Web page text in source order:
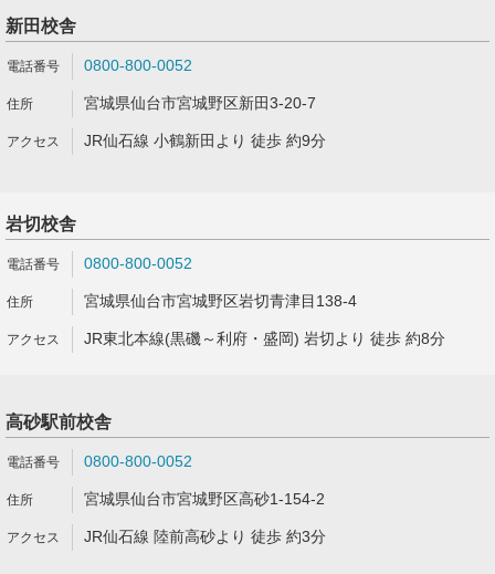
新田校舎
0800-800-0052
宮城県仙台市宮城野区新田3-20-7
JR仙石線 小鶴新田より 徒歩 約9分
岩切校舎
0800-800-0052
宮城県仙台市宮城野区岩切青津目138-4
JR東北本線(黒磯～利府・盛岡) 岩切より 徒歩 約8分
高砂駅前校舎
0800-800-0052
宮城県仙台市宮城野区高砂1-154-2
JR仙石線 陸前高砂より 徒歩 約3分